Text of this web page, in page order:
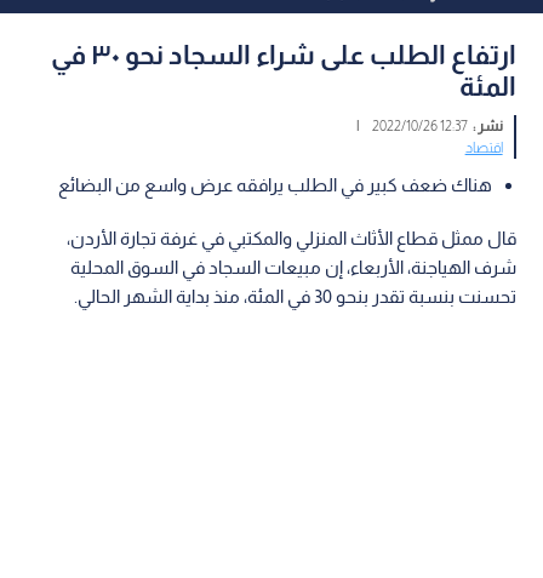
ارتفاع الطلب على شراء السجاد نحو ٣٠ في
المئة
نشر :12:37 2022/10/26
|
اقتصاد
هناك ضعف كبير في الطلب يرافقه عرض واسع من البضائع
قال ممثل قطاع الأثاث المنزلي والمكتبي في غرفة تجارة الأردن،
شرف الهياجنة، الأربعاء، إن مبيعات السجاد في السوق المحلية
تحسنت بنسبة تقدر بنحو 30 في المئة، منذ بداية الشهر الحالي.